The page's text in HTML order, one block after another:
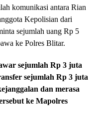
komunikasi antara Rian
Kepolisian dari
sejumlah uang Rp 5
ke Polres Blitar.
sejumlah Rp 3 juta
sejumlah Rp 3 juta
dan merasa
ke Mapolres